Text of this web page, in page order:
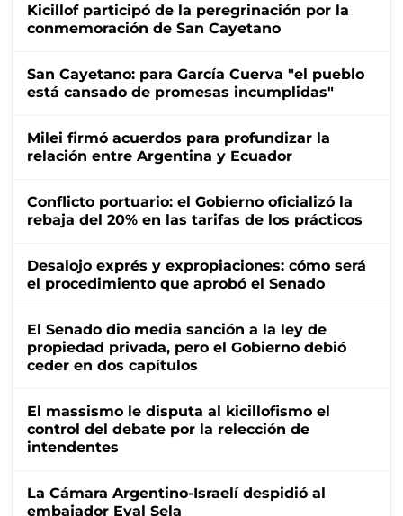
Kicillof participó de la peregrinación por la
conmemoración de San Cayetano
San Cayetano: para García Cuerva "el pueblo
está cansado de promesas incumplidas"
Milei firmó acuerdos para profundizar la
relación entre Argentina y Ecuador
Conflicto portuario: el Gobierno oficializó la
rebaja del 20% en las tarifas de los prácticos
Desalojo exprés y expropiaciones: cómo será
el procedimiento que aprobó el Senado
El Senado dio media sanción a la ley de
propiedad privada, pero el Gobierno debió
ceder en dos capítulos
El massismo le disputa al kicillofismo el
control del debate por la relección de
intendentes
La Cámara Argentino-Israelí despidió al
embajador Eyal Sela